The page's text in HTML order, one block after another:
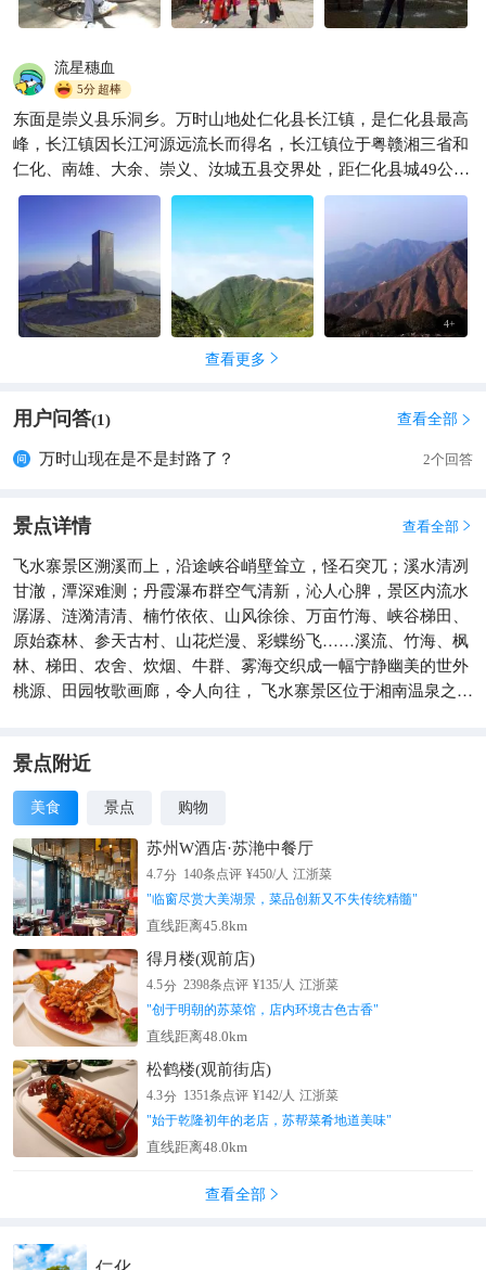
流星穗血
5分超棒
东面是崇义县乐洞乡。万时山地处仁化县长江镇，是仁化县最高
峰，长江镇因长江河源远流长而得名，长江镇位于粤赣湘三省和
仁化、南雄、大余、崇义、汝城五县交界处，距仁化县城49公
里。长江镇位居大庾岭南麓，以山地为主，整条山脉，山岭纵
横，沟梁相间，境内有海拔1000米以上高山10座，多分布于东北
4+
查看更多 
用户问答(1) 查看全部 
万时山现在是不是封路了？ 2个回答
景点详情 查看全部 
飞水寨景区溯溪而上，沿途峡谷峭壁耸立，怪石突兀；溪水清冽
甘澈，潭深难测；丹霞瀑布群空气清新，沁人心脾，景区内流水
潺潺、涟漪清清、楠竹依依、山风徐徐、万亩竹海、峡谷梯田、
原始森林、参天古村、山花烂漫、彩蝶纷飞……溪流、竹海、枫
林、梯田、农舍、炊烟、牛群、雾海交织成一幅宁静幽美的世外
桃源、田园牧歌画廊，令人向往， 飞水寨景区位于湘南温泉之
畲族古寨、万亩竹海、参天古树、石埂梯田、冰川峡谷、原始森
林、杂花生树、异彩纷呈。沿溪而上，峡谷峭壁耸立，溪水清冽
甘澈；怪石突兀，潭深难测；楠竹依依，山花烂漫，山风徐徐，
空气清新。
景点附近
美食 景点 购物
苏州W酒店·苏滟中餐厅
4.7分 140条点评 ¥450/人 江浙菜
"临窗尽赏大美湖景，菜品创新又不失传统精髓"
直线距离45.8km
得月楼(观前店)
4.5分 2398条点评 ¥135/人 江浙菜
"创于明朝的苏菜馆，店内环境古色古香"
直线距离48.0km
松鹤楼(观前街店)
4.3分 1351条点评 ¥142/人 江浙菜
"始于乾隆初年的老店，苏帮菜肴地道美味"
直线距离48.0km
查看全部 